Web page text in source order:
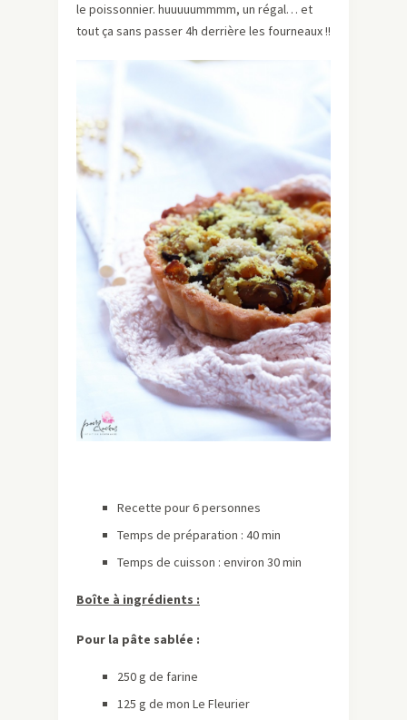
le poissonnier. huuuuummmm, un régal… et
tout ça sans passer 4h derrière les fourneaux !!
Recette pour 6 personnes
Temps de préparation : 40 min
Temps de cuisson : environ 30 min
Boîte à ingrédients :
Pour la pâte sablée :
250 g de farine
125 g de mon Le Fleurier